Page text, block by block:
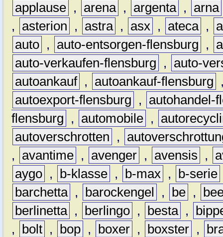
applause , arena , argenta , arna
,
asterion , astra , asx , ateca ,
auto , auto-entsorgen-flensburg ,
auto-verkaufen-flensburg
,
auto-
autoankauf , autoankauf-flensburg
autoexport-flensburg
,
autohandel-
flensburg
, automobile ,
autoverschrotten
,
,
avantime , avenger , avensis ,
aygo , b-klasse , b-max , b-serie
barchetta , barockengel , be ,
berlinetta , berlingo , besta ,
,
bolt , bop , boxer , boxster ,